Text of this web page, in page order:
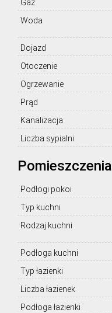
Gaz
Woda
Dojazd
Otoczenie
Ogrzewanie
Prąd
Kanalizacja
Liczba sypialni
Pomieszczenia
Podłogi pokoi
Typ kuchni
Rodzaj kuchni
Podłoga kuchni
Typ łazienki
Liczba łazienek
Podłoga łazienki